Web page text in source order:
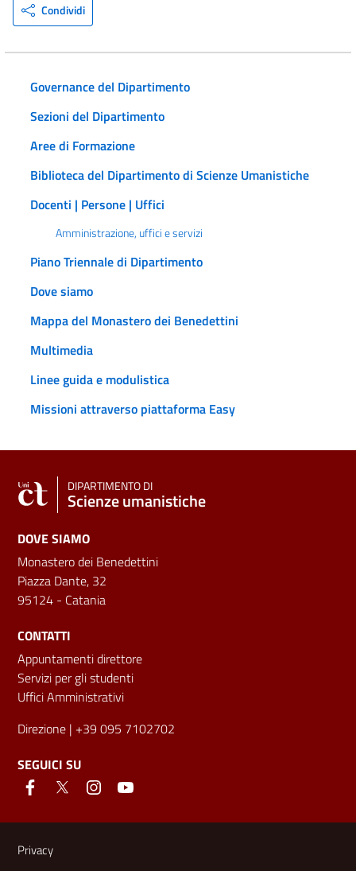
Condividi
Governance del Dipartimento
Sezioni del Dipartimento
Aree di Formazione
Biblioteca del Dipartimento di Scienze Umanistiche
Docenti | Persone | Uffici
Amministrazione, uffici e servizi
Piano Triennale di Dipartimento
Dove siamo
Mappa del Monastero dei Benedettini
Multimedia
Linee guida e modulistica
Missioni attraverso piattaforma Easy
DIPARTIMENTO DI
Scienze umanistiche
DOVE SIAMO
Monastero dei Benedettini
Piazza Dante, 32
95124 - Catania
CONTATTI
Appuntamenti direttore
Servizi per gli studenti
Uffici Amministrativi
Direzione | +39 095 7102702
SEGUICI SU
Link e informazioni utili
Privacy